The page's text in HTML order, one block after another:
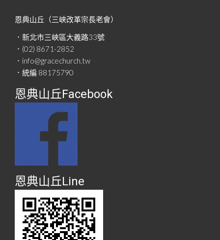
恩典山丘（三峽改革宗長老會）
．新北市三峽區大義路33號
．(02) 8671-2852
．info@gracechurch.tw
．統編 88175790
恩典山丘Facebook
恩典山丘Line